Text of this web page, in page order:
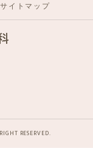
サイトマップ
RESERVED.